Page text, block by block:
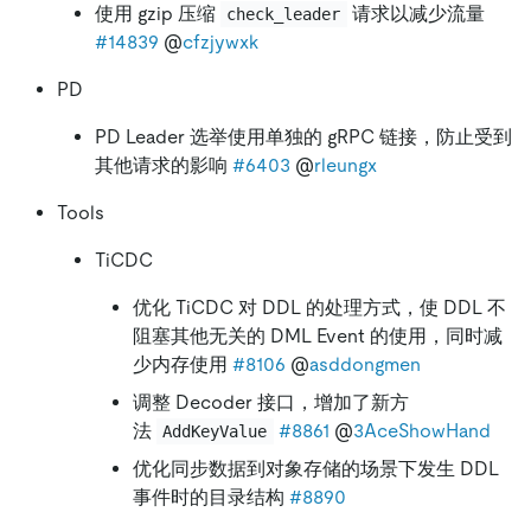
使用 gzip 压缩 check_leader
请求以减少流量
#14839 @cfzjywxk
PD
PD Leader 选举使用单独的 gRPC 链接，防止受到
其他请求的影响 #6403 @rleungx
Tools
TiCDC
优化 TiCDC 对 DDL 的处理方式，使 DDL 不
阻塞其他无关的 DML Event 的使用，同时减
少内存使用 #8106 @asddongmen
调整 Decoder 接口，增加了新方
法 AddKeyValue #8861 @3AceShowHand
优化同步数据到对象存储的场景下发生 DDL
事件时的目录结构 #8890